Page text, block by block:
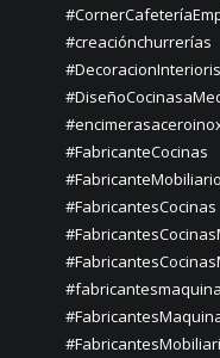
#creaciónchurrerías
#FabricanteCocinas
#FabricantesCocinas